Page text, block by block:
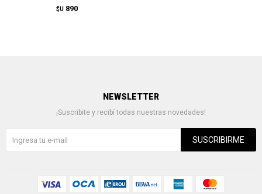
$U 890
NEWSLETTER
¡Suscribite y recibí todas nuestras novedades!
SUSCRIBIRME